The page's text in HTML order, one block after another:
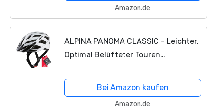
Amazon.de
ALPINA PANOMA CLASSIC - Leichter,
Optimal Belüfteter Touren
Licht Für Erwachsene, white gloss,
52-57 cm
Bei Amazon kaufen
Amazon.de